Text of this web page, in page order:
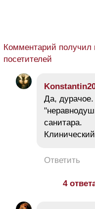
Комментарий получил
посетителей
Да,
санитара.
Ответить
4